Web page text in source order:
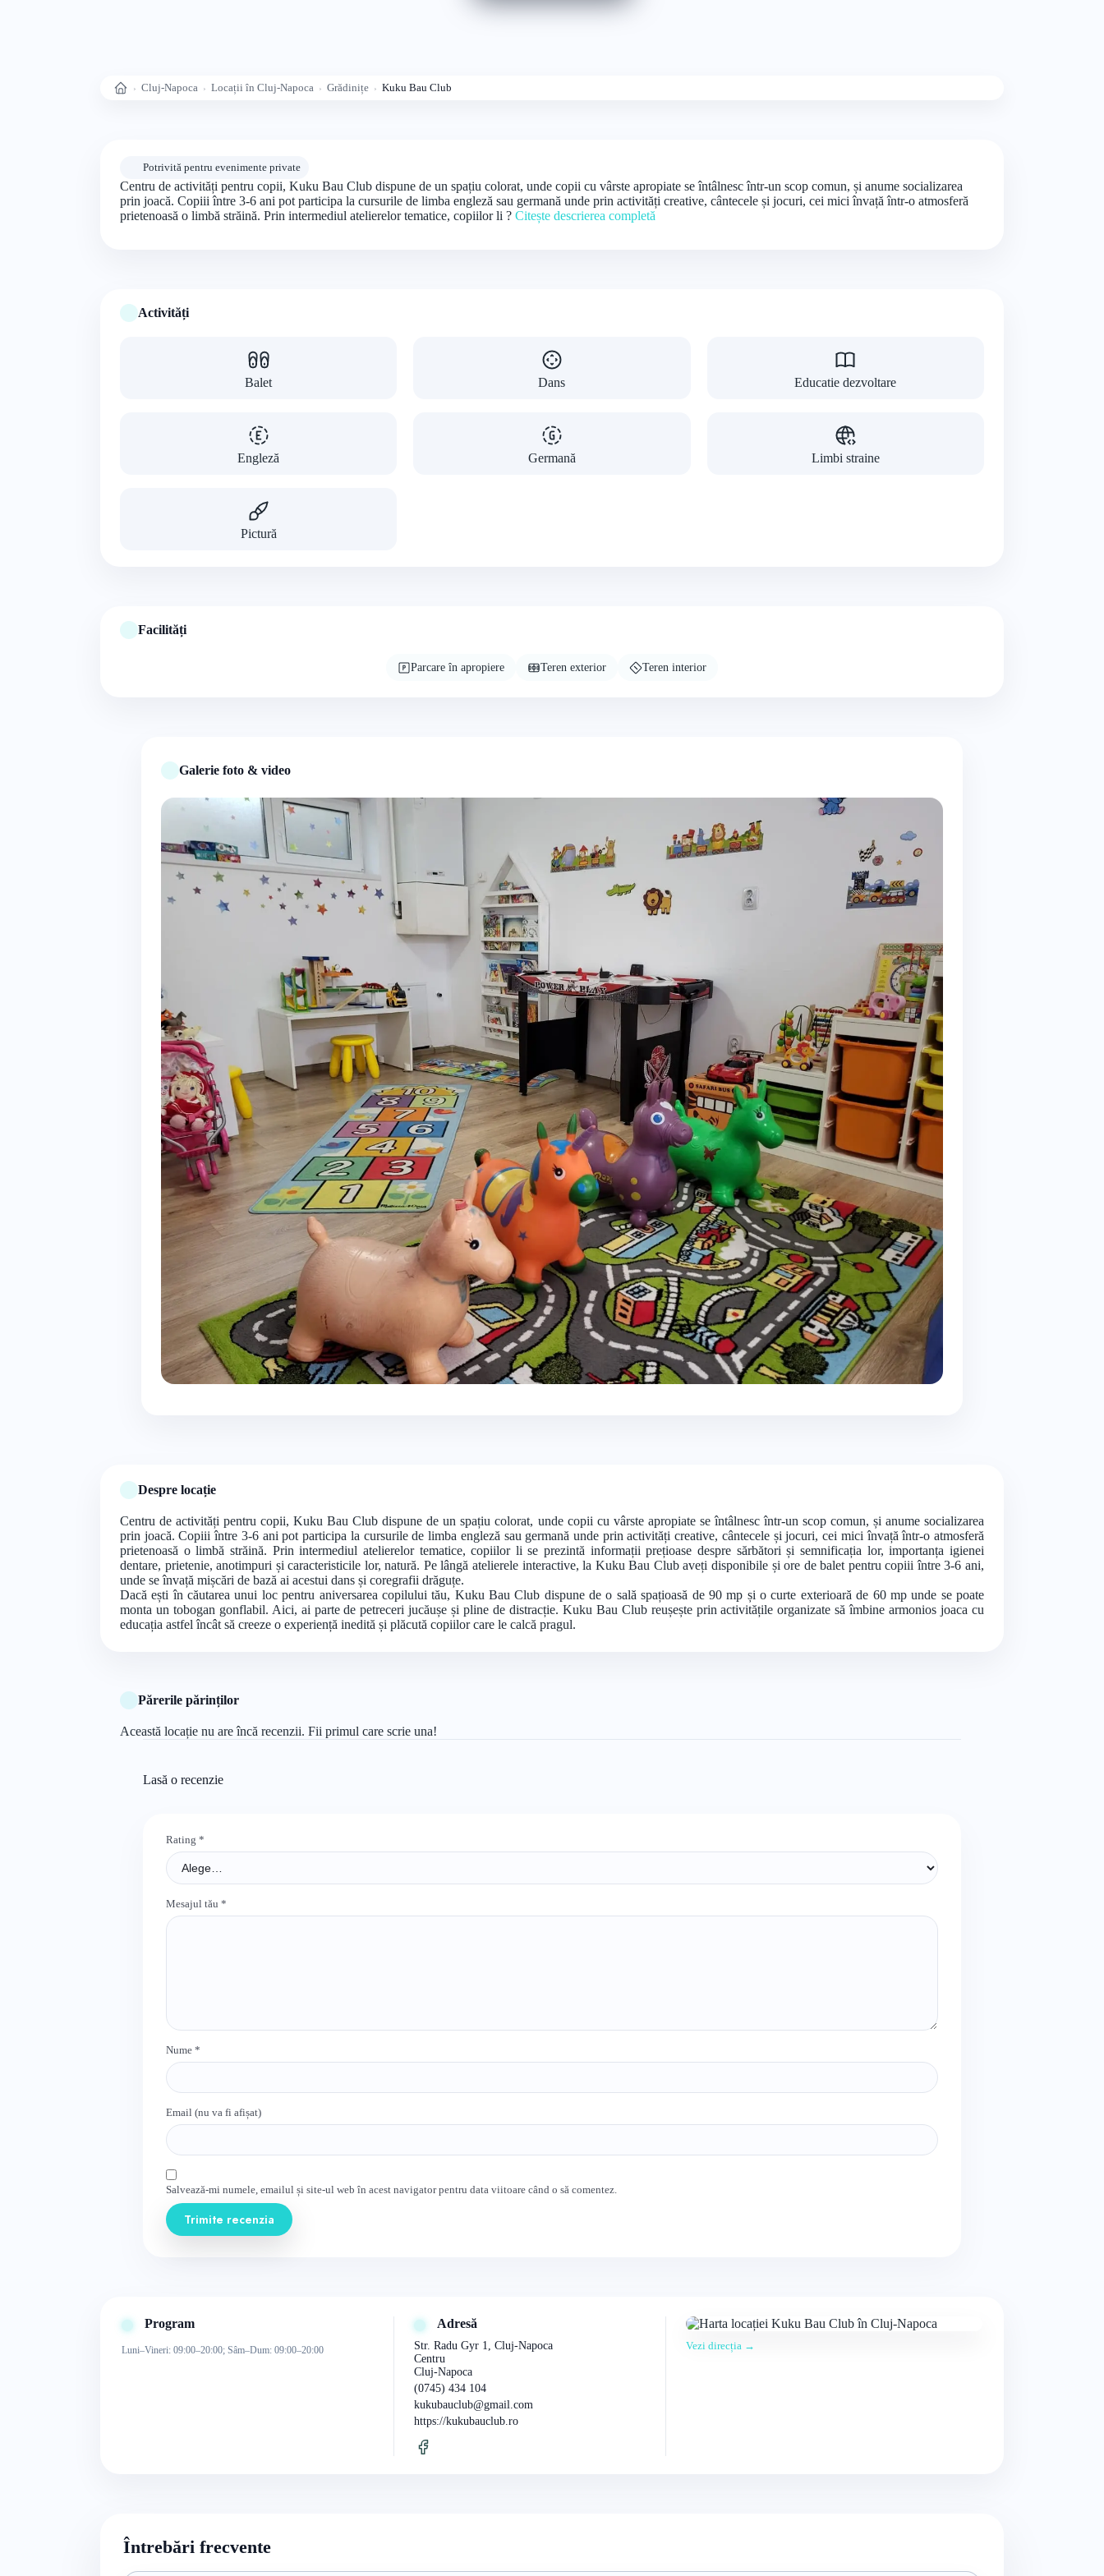
Acasă Cluj-Napoca Locații în Cluj-Napoca Grădinițe Kuku Bau Club
Potrivită pentru evenimente private
Centru de activități pentru copii, Kuku Bau Club dispune de un spațiu colorat, unde copii cu vârste apropiate se întâlnesc într-un scop comun, și anume socializarea
prin joacă. Copiii între 3-6 ani pot participa la cursurile de limba engleză sau germană unde prin activități creative, cântecele și jocuri, cei mici învață într-o atmosferă
prietenoasă o limbă străină. Prin intermediul atelierelor tematice, copiilor li ? Citește descrierea completă
Activități
Balet Dans Educatie dezvoltare
Engleză Germană Limbi straine
Pictură
Facilități
Parcare în apropiere Teren exterior Teren interior
Galerie foto & video
Despre locație
Centru de activități pentru copii, Kuku Bau Club dispune de un spațiu colorat, unde copii cu vârste apropiate se întâlnesc într-un scop comun, și anume socializarea
prin joacă. Copiii între 3-6 ani pot participa la cursurile de limba engleză sau germană unde prin activități creative, cântecele și jocuri, cei mici învață într-o atmosferă
prietenoasă o limbă străină. Prin intermediul atelierelor tematice, copiilor li se prezintă informații prețioase despre sărbători și semnificația lor, importanța igienei
dentare, prietenie, anotimpuri și caracteristicile lor, natură. Pe lângă atelierele interactive, la Kuku Bau Club aveți disponibile și ore de balet pentru copiii între 3-6 ani,
unde se învață mișcări de bază ai acestui dans și coregrafii drăguțe.
Dacă ești în căutarea unui loc pentru aniversarea copilului tău, Kuku Bau Club dispune de o sală spațioasă de 90 mp și o curte exterioară de 60 mp unde se poate
monta un tobogan gonflabil. Aici, ai parte de petreceri jucăușe și pline de distracție. Kuku Bau Club reușește prin activitățile organizate să îmbine armonios joaca cu
educația astfel încât să creeze o experiență inedită și plăcută copiilor care le calcă pragul.
Părerile părinților
Această locație nu are încă recenzii. Fii primul care scrie una!
Lasă o recenzie
Rating *
Mesajul tău *
Nume *
Email (nu va fi afișat)
Salvează-mi numele, emailul și site-ul web în acest navigator pentru data viitoare când o să comentez.
Trimite recenzia
Program
Luni–Vineri: 09:00–20:00; Sâm–Dum: 09:00–20:00
Adresă
Str. Radu Gyr 1, Cluj-Napoca
Centru
Cluj-Napoca
(0745) 434 104
kukubauclub@gmail.com
https://kukubauclub.ro
Vezi direcția →
Întrebări frecvente